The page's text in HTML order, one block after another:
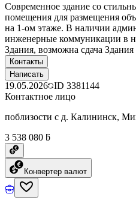
Современное здание со
помещения для размещения
на 1-ом этаже. В наличии
инженерные коммуникации в
Здания, возможна сдача Здания
Контакты
Написать
19.05.2026 ID 3381144
Контактное лицо
поблизости с д. Калининск,
3 538 080 ƃ
Конвертер валют